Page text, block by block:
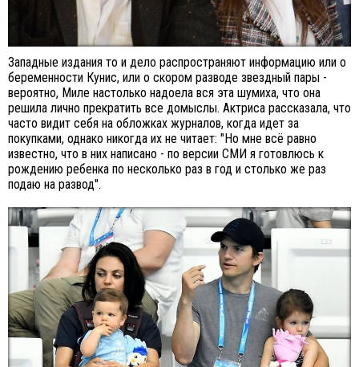
Западные издания то и дело распространяют информацию или о
беременности Кунис, или о скором разводе звездный пары -
вероятно, Миле настолько надоела вся эта шумиха, что она
решила лично прекратить все домыслы. Актриса рассказала, что
часто видит себя на обложках журналов, когда идет за
покупками, однако никогда их не читает: "Но мне всё равно
известно, что в них написано - по версии СМИ я готовлюсь к
рождению ребенка по несколько раз в год и столько же раз
подаю на развод".